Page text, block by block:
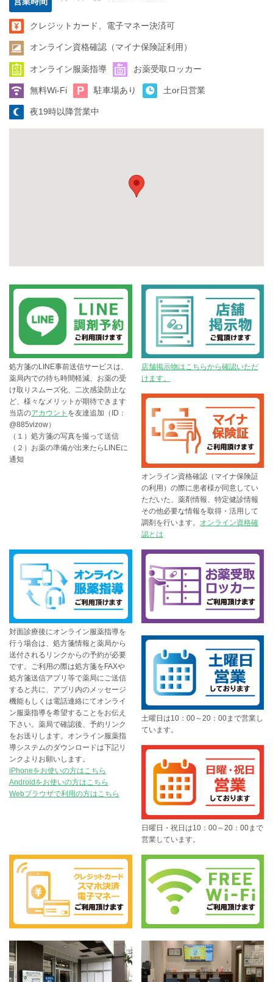
クレジットカード、電子マネー決済可
オンライン資格確認（マイナ保険証利用）
オンライン服薬指導 お薬受取ロッカー
無料Wi-Fi 駐車場あり 土or日営業
夜19時以降営業中
処方箋のLINE事前送信サービスは、
薬局内での待ち時間軽減、お薬の受
け取りスムーズ化、二次感染防止な
ど、様々なメリットが期待できます
当店のアカウント を友達追加（ID：
@885vizow）
（１）処方箋の写真を撮って送信
（２）お薬の準備が出来たらLINEに
通知
店舗掲示物はこちらから確認いただ
けます。
オンライン資格確認（マイナ保険証
の利用）の際に患者様が同意してい
ただいた、薬剤情報、特定健診情報
その他必要な情報を取得・活用して
調剤を行います。
オンライン資格確
認とは
対面診療後にオンライン服薬指導を
行う場合は、処方箋情報と薬局から
送付されるリンクからの予約が必要
です。ご利用の際は処方箋をFAXや
処方箋送信アプリ等で薬局にご送信
すると共に、アプリ内のメッセージ
機能もしくは電話連絡にてオンライ
ン服薬指導を希望することをお伝え
下さい。薬局で確認後、予約リンク
をお送りします。オンライン服薬指
導システムのダウンロードは下記リ
ンクよりお願いします。
iPhoneをお使いの方はこちら
Androidをお使いの方はこちら
Webブラウザで利用の方はこちら
土曜日は10：00～20：00まで営業し
ています。
日曜日・祝日は10：00～20：00まで
営業しています。